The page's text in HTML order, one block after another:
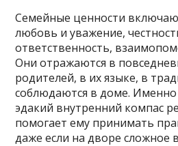
Семейные ценности
любовь и уважение,
ответственность,
Они отражаются в
родителей, в их языке, в
соблюдаются в доме.
эдакий внутренний компас
помогает ему принимать
даже если на дворе сложное